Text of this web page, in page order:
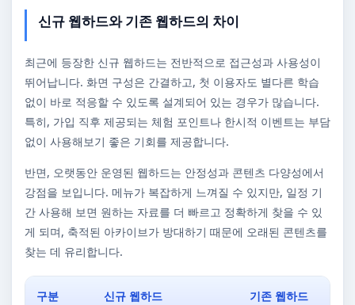
신규 웹하드와 기존 웹하드의 차이
최근에 등장한 신규 웹하드는 전반적으로 접근성과 사용성이
뛰어납니다. 화면 구성은 간결하고, 첫 이용자도 별다른 학습
없이 바로 적응할 수 있도록 설계되어 있는 경우가 많습니다.
특히, 가입 직후 제공되는 체험 포인트나 한시적 이벤트는 부담
없이 사용해보기 좋은 기회를 제공합니다.
반면, 오랫동안 운영된 웹하드는 안정성과 콘텐츠 다양성에서
강점을 보입니다. 메뉴가 복잡하게 느껴질 수 있지만, 일정 기
간 사용해 보면 원하는 자료를 더 빠르고 정확하게 찾을 수 있
게 되며, 축적된 아카이브가 방대하기 때문에 오래된 콘텐츠를
찾는 데 유리합니다.
구분 신규 웹하드 기존 웹하드